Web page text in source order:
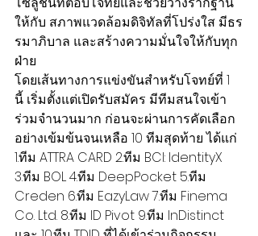
ให้กับ สภาพแวดล้อมดิจิทัลที่โปร่งใส มีธร
รมาภิบาล และสร้างความมั่นใจให้กับทุก
ฝ่าย
โดยเส้นทางการแข่งขันสำหรับโจทย์ที่ 1
นี้ เริ่มตั้งแต่เปิดรับสมัคร มีทีมสนใจเข้า
ร่วมจำนวนมาก ก่อนจะผ่านการคัดเลือก
อย่างเข้มข้นจนเหลือ 10 ทีมสุดท้าย ได้แก่
1.ทีม ATTRA CARD 2.ทีม BCI: IdentityX
3.ทีม BOL 4.ทีม DeepPocket 5.ทีม
Creden 6.ทีม EazyLaw 7.ทีม Finema
Co. Ltd. 8.ทีม ID Pivot 9.ทีม InDistinct